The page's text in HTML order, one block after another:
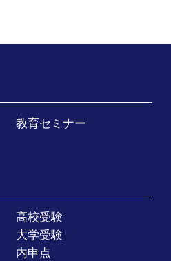
教育セミナー
高校受験
大学受験
内申点